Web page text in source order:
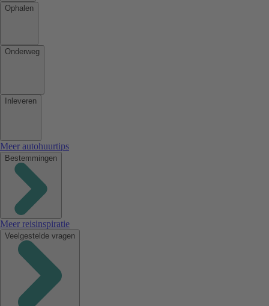
Ophalen
Onderweg
Inleveren
Meer autohuurtips
Bestemmingen
Meer reisinspiratie
Veelgestelde vragen